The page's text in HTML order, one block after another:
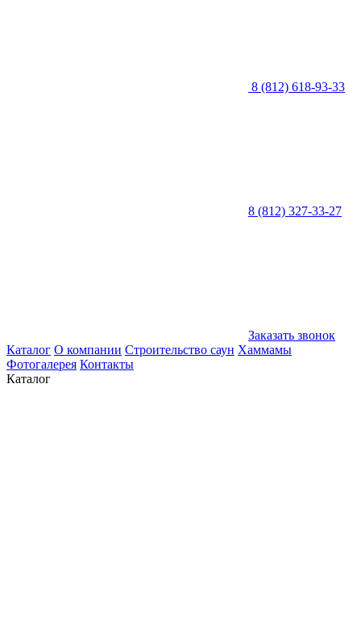
8 (812) 618-93-33
8 (812) 327-33-27
Заказать звонок
Каталог О компании Строительство саун Хаммамы
Фотогалерея Контакты
Каталог